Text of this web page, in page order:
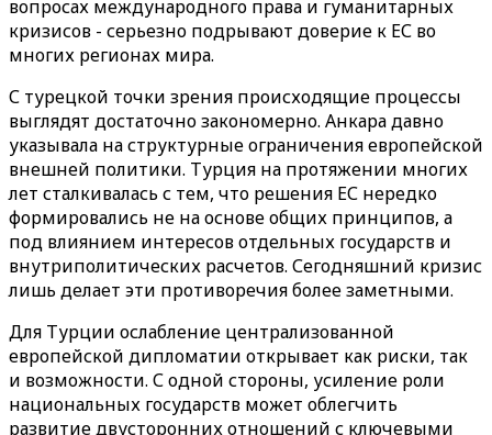
вопросах международного права и гуманитарных
кризисов - серьезно подрывают доверие к ЕС во
многих регионах мира.
С турецкой точки зрения происходящие процессы
выглядят достаточно закономерно. Анкара давно
указывала на структурные ограничения европейской
внешней политики. Турция на протяжении многих
лет сталкивалась с тем, что решения ЕС нередко
формировались не на основе общих принципов, а
под влиянием интересов отдельных государств и
внутриполитических расчетов. Сегодняшний кризис
лишь делает эти противоречия более заметными.
Для Турции ослабление централизованной
европейской дипломатии открывает как риски, так
и возможности. С одной стороны, усиление роли
национальных государств может облегчить
развитие двусторонних отношений с ключевыми